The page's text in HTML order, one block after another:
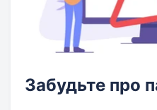
Забудьте про